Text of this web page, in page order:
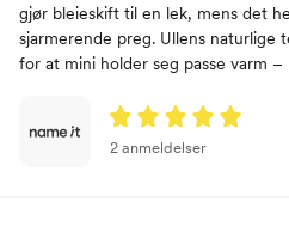
gjør bleieskift til en lek, mens det
sjarmerende preg. Ullens naturlige
for at mini holder seg passe varm
2 anmeldelser